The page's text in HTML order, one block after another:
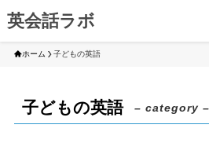
英会話ラボ
ホーム 子どもの英語
子どもの英語 – category –